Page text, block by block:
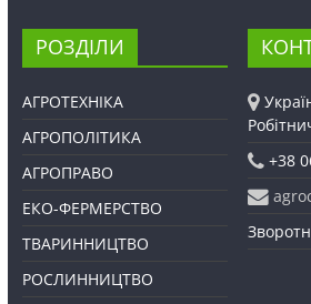
РОЗДІЛИ
АГРОТЕХНІКА
АГРОПОЛІТИКА
АГРОПРАВО
ЕКО-ФЕРМЕРСТВО
ТВАРИННИЦТВО
РОСЛИННИЦТВО
+38